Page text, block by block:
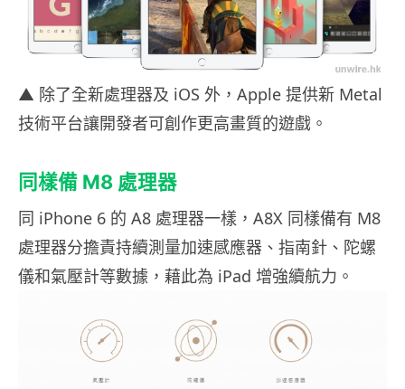
▲ 除了全新處理器及 iOS 外，Apple 提供新 Metal
技術平台讓開發者可創作更高畫質的遊戲。
同樣備 M8 處理器
同 iPhone 6 的 A8 處理器一樣，A8X 同樣備有 M8
處理器分擔責持續測量加速感應器、指南針、陀螺
儀和氣壓計等數據，藉此為 iPad 增強續航力。